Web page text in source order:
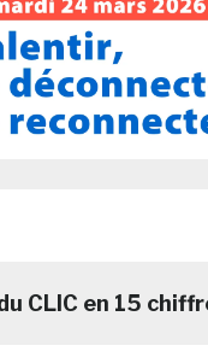
CLIC en 15